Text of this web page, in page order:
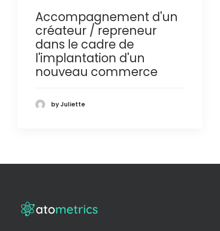
Accompagnement d'un
créateur / repreneur
dans le cadre de
l'implantation d'un
nouveau commerce
by Juliette